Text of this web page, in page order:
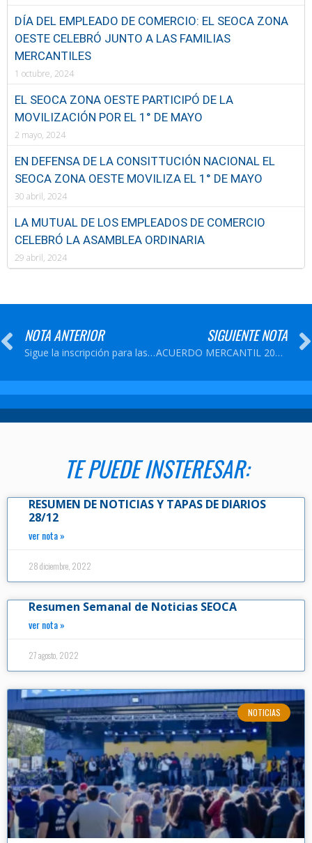
DÍA DEL EMPLEADO DE COMERCIO: EL SEOCA ZONA
OESTE CELEBRÓ JUNTO A LAS FAMILIAS
MERCANTILES
1 octubre, 2024
EL SEOCA ZONA OESTE PARTICIPÓ DE LA
MOVILIZACIÓN POR EL 1° DE MAYO
2 mayo, 2024
EN DEFENSA DE LA CONSITTUCIÓN NACIONAL EL
SEOCA ZONA OESTE MOVILIZA EL 1° DE MAYO
30 abril, 2024
LA MUTUAL DE LOS EMPLEADOS DE COMERCIO
CELEBRÓ LA ASAMBLEA ORDINARIA
29 abril, 2024
NOTA ANTERIOR
Sigue la inscripción para las tecnicaturas en Administración General y Seguridad e Higiene
SIGUIENTE NOTA
ACUERDO MERCANTIL 2019-2020
TE PUEDE INSTERESAR:
RESUMEN DE NOTICIAS Y TAPAS DE DIARIOS
28/12
ver nota »
28 diciembre, 2022
Resumen Semanal de Noticias SEOCA
ver nota »
27 agosto, 2022
NOTICIAS